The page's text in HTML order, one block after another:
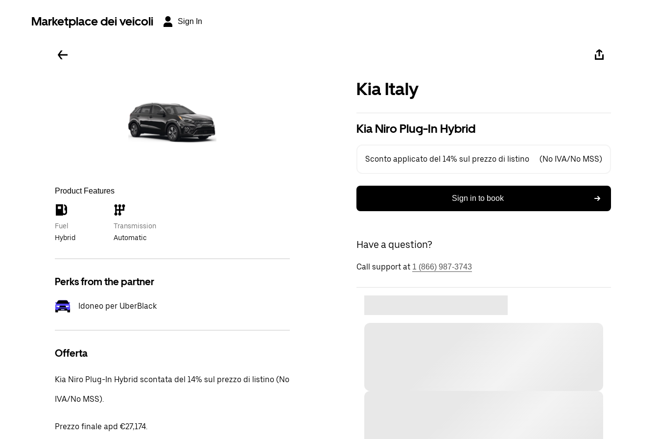
Marketplace dei veicoli Sign In
Product Features
Fuel
Hybrid
Transmission
Automatic
Perks from the partner
Idoneo per UberBlack
Offerta
Kia Niro Plug-In Hybrid scontata del 14% sul prezzo di listino (No
IVA/No MSS).
Prezzo finale apd €27,174.
Kia Italy
Kia Niro Plug-In Hybrid
Sconto applicato del 14% sul prezzo di listino (No IVA/No MSS)
Sign in to book
Have a question?
Call support at 1 (866) 987-3743